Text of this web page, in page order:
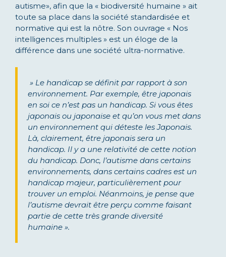
autisme», afin que la « biodiversité humaine » ait
toute sa place dans la société standardisée et
normative qui est la nôtre. Son ouvrage « Nos
intelligences multiples » est un éloge de la
différence dans une société ultra-normative.
» Le handicap se définit par rapport à son
environnement. Par exemple, être japonais
en soi ce n’est pas un handicap. Si vous êtes
japonais ou japonaise et qu’on vous met dans
un environnement qui déteste les Japonais.
Là, clairement, être japonais sera un
handicap. Il y a une relativité de cette notion
du handicap. Donc, l’autisme dans certains
environnements, dans certains cadres est un
handicap majeur, particulièrement pour
trouver un emploi. Néanmoins, je pense que
l’autisme devrait être perçu comme faisant
partie de cette très grande diversité
humaine ».